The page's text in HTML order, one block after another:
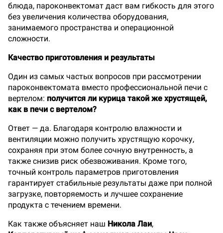
блюда, пароконвектомат даст вам гибкость для этого
без увеличения количества оборудования,
занимаемого пространства и операционной
сложности.
Качество приготовления и результаты
Один из самых частых вопросов при рассмотрении
пароконвектомата вместо профессиональной печи с
вертелом: получится ли курица такой же хрустящей,
как в печи с вертелом?
Ответ — да. Благодаря контролю влажности и
вентиляции можно получить хрустящую корочку,
сохраняя при этом более сочную внутренность, а
также снизив риск обезвоживания. Кроме того,
точный контроль параметров приготовления
гарантирует стабильные результаты даже при полной
загрузке, повторяемость и лучшее сохранение
продукта с течением времени.
Как также объясняет наш Никола Лаи,